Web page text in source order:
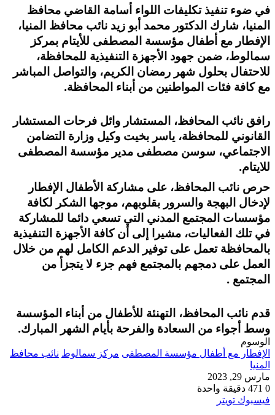
في ضوء تنفيذ تكليفات اللواء أسامة القاضي محافظ
المنيا، شارك الدكتور محمد أبو زيد نائب محافظ المنيا،
الإفطار مع أطفال مؤسسة المصطفى للأيتام بمركز
سمالوط، ضمن جهود الأجهزة التنفيذية للمحافظة،
للاحتفال بحلول شهر رمضان الكريم، والتواصل المباشر
مع كافة فئات المواطنين من أبناء المحافظة.
رافق نائب المحافظ، المستشار وائل فرحات المستشار
القانوني للمحافظة، ياسر بخيت وكيل وزارة التضامن
الاجتماعي، سوسن مصطفى مدير مؤسسة المصطفى
للايتام.
حرص نائب المحافظ، على مشاركة الأطفال الإفطار
لإدخال البهجة والسرور بقلوبهم، موجها الشكر لكافة
مؤسسات المجتمع المدني التي تسعي دائما للمشاركة
في تلك الفعاليات، مشيرا إلى أن كافة الأجهزة التنفيذية
بالمحافظة تعمل على توفير الدعم الكامل لهم من خلال
العمل على دمجهم بالمجتمع فهم جزء لا يتجزأ من
المجتمع .
قدم نائب المحافظ، التهنئة للأطفال من أبناء المؤسسة
وسط أجواء من السعادة والفرحة بأيام الشهر المبارك.
الوسوم
الإفطار مع أطفال مؤسسة المصطفى مركز سمالوط نائب محافظ
المنيا
مارس 29, 2023
0
دقيقة واحدة
فيسبوك تويتر